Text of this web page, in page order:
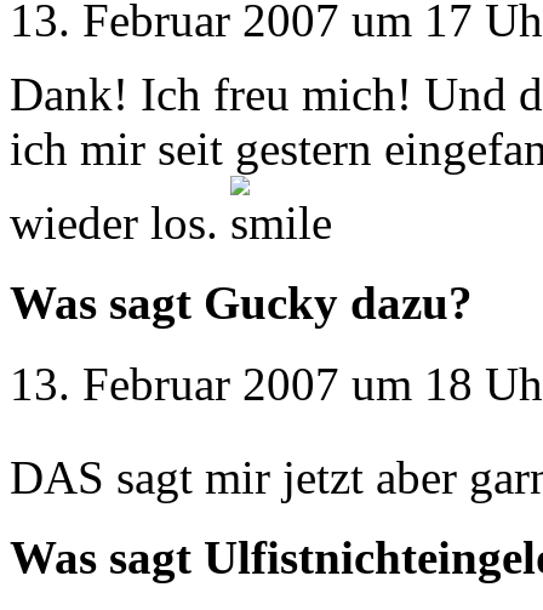
13. Februar 2007 um 17
Dank! Ich freu mich! Und
ich mir seit gestern
wieder los.
Was sagt Gucky dazu?
13. Februar 2007 um 18
DAS sagt mir jetzt aber
Was sagt